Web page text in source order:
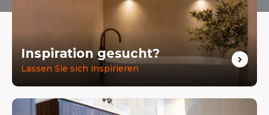
Inspiration gesucht?
Lassen Sie sich inspirieren